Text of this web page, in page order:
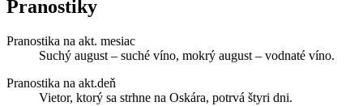
Pranostiky
Pranostika na akt. mesiac
Suchý august – suché víno, mokrý august – vodnaté víno.
Pranostika na akt.deň
Vietor, ktorý sa strhne na Oskára, potrvá štyri dni.